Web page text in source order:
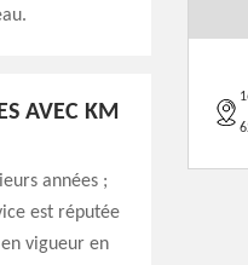
AVEC KM
années ;
est réputée
vigueur en